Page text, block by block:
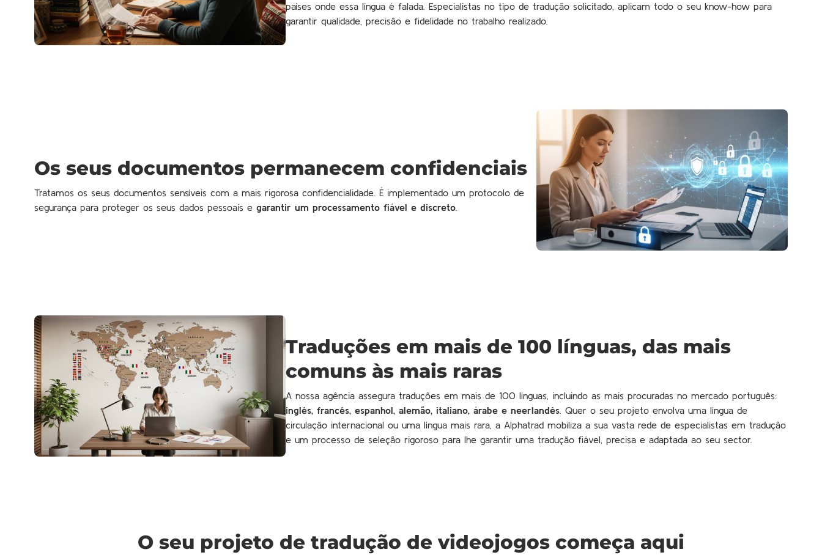
países onde essa língua é falada. Especialistas no tipo de tradução solicitado, aplicam todo o seu know-how para
garantir qualidade, precisão e fidelidade no trabalho realizado.
Os seus documentos permanecem confidenciais
Tratamos os seus documentos sensíveis com a mais rigorosa confidencialidade. É implementado um protocolo de
segurança para proteger os seus dados pessoais e garantir um processamento fiável e discreto
Traduções em mais de 100 línguas, das mais
comuns às mais raras
A nossa agência assegura traduções em mais de 100 línguas, incluindo as mais procuradas no mercado português:
inglês, francês, espanhol, alemão, italiano, árabe e neerlandês. Quer o seu projeto envolva uma língua de
circulação internacional ou uma língua mais rara, a Alphatrad mobiliza a sua vasta rede de especialistas em tradução
e um processo de seleção rigoroso para lhe garantir uma tradução fiável, precisa e adaptada ao seu sector.
O seu projeto de tradução de videojogos começa aqui